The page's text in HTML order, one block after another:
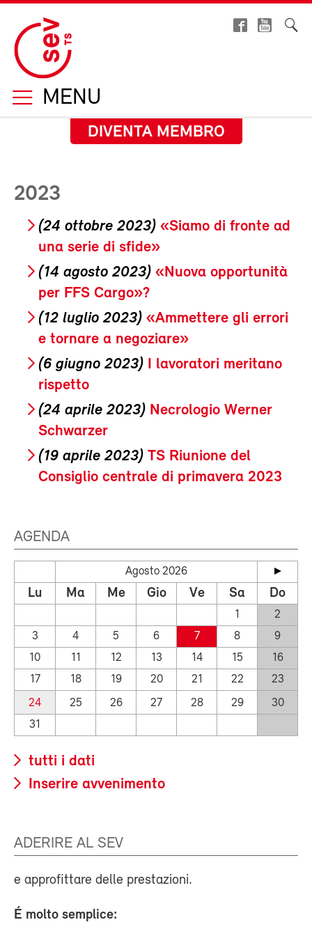
MENU
DIVENTA MEMBRO
2023
(24 ottobre 2023) «Siamo di fronte ad
una serie di sfide»
(14 agosto 2023) «Nuova opportunità
per FFS Cargo»?
(12 luglio 2023) «Ammettere gli errori
e tornare a negoziare»
(6 giugno 2023) I lavoratori meritano
rispetto
(24 aprile 2023) Necrologio Werner
Schwarzer
(19 aprile 2023) TS Riunione del
Consiglio centrale di primavera 2023
AGENDA
Agosto 2026
Lu Ma Me Gio Ve Sa Do
1
2
3
4 5 6 7 8
9
10
11 12 13 14 15
16
17
18 19 20 21 22
23
24
25 26 27 28 29
30
31
tutti i dati
Inserire avvenimento
ADERIRE AL SEV
e approfittare delle prestazioni.
É molto semplice: